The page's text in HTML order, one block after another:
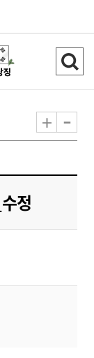
검
색
기
+ -
정